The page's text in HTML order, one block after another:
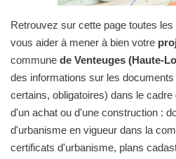
Retrouvez sur cette page toutes
vous aider à mener à bien votre
commune de Venteuges (Haute-
des informations sur les
certains, obligatoires) dans le
d'un achat ou d'une construction :
d'urbanisme en vigueur dans la
certificats d'urbanisme, plans